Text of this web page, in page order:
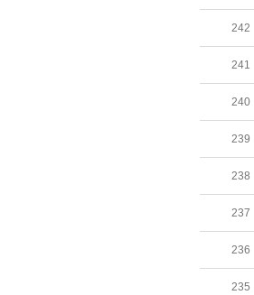
242
241
240
239
238
237
236
235